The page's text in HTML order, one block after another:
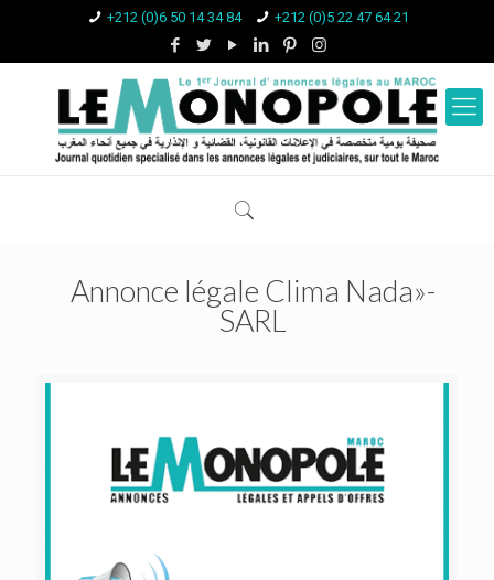
+212 (0)6 50 14 34 84 +212 (0)5 22 47 64 21
Annonce légale Clima Nada»-
SARL